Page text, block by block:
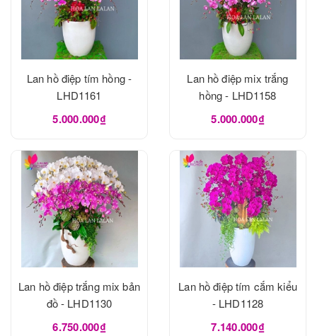
Lan hồ điệp tím hồng -
LHD1161
5.000.000₫
Lan hồ điệp mix trắng
hồng - LHD1158
5.000.000₫
Lan hồ điệp trắng mix bản
đồ - LHD1130
6.750.000₫
Lan hồ điệp tím cắm kiểu
- LHD1128
7.140.000₫